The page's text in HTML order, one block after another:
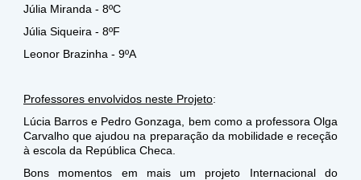
Júlia Miranda - 8ºC
Júlia Siqueira - 8ºF
Leonor Brazinha - 9ºA
Professores envolvidos neste Projeto:
Lúcia Barros e Pedro Gonzaga, bem como a professora Olga
Carvalho que ajudou na preparação da mobilidade e receção
à escola da República Checa.
Bons momentos em mais um projeto Internacional do